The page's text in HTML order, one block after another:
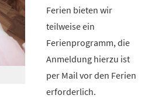
Ferien bieten wir
teilweise ein
Ferienprogramm, die
Anmeldung hierzu ist
per Mail vor den Ferien
erforderlich.